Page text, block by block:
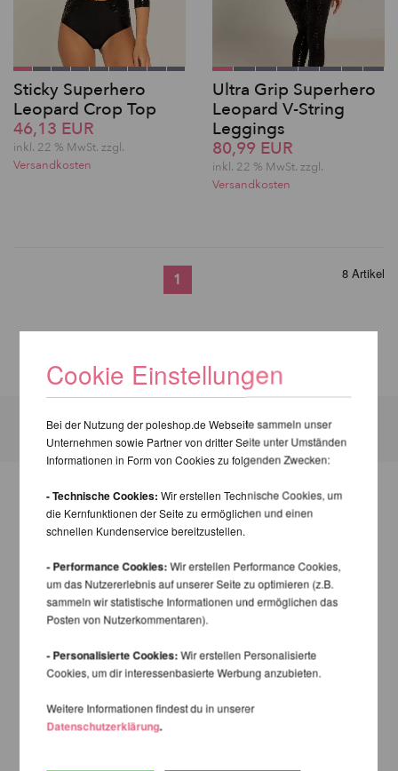
Sticky Superhero
Leopard Crop Top
46,13 EUR
inkl. 22 % MwSt. zzgl.
Versandkosten
Ultra Grip Superhero
Leopard V-String
Leggings
80,99 EUR
inkl. 22 % MwSt. zzgl.
Versandkosten
1 8 Artikel
BEWERTUNGEN
Cookie Einstellungen
Bei der Nutzung der poleshop.de Webseite sammeln unser
Unternehmen sowie Partner von dritter Seite unter Umständen
Informationen in Form von Cookies zu folgenden Zwecken:
- Technische Cookies: Wir erstellen Technische Cookies, um
die Kernfunktionen der Seite zu ermöglichen und einen
schnellen Kundenservice bereitzustellen.
- Performance Cookies:Wir erstellen Performance Cookies,
um das Nutzererlebnis auf unserer Seite zu optimieren (z.B.
sammeln wir statistische Informationen und ermöglichen das
Posten von Nutzerkommentaren).
- Personalisierte Cookies:Wir erstellen Personalisierte
Cookies, um dir interessenbasierte Werbung anzubieten.
Weitere Informationen findest du in unserer
Datenschutzerklärung.